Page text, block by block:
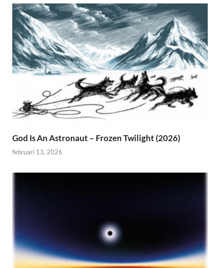
God Is An Astronaut – Frozen Twilight (2026)
februari 13, 2026